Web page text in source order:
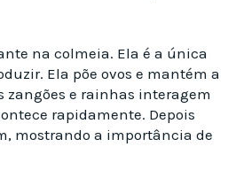
na colmeia. Ela é a única
Ela põe ovos e mantém a
zangões e rainhas interagem
rapidamente. Depois
mostrando a importância de